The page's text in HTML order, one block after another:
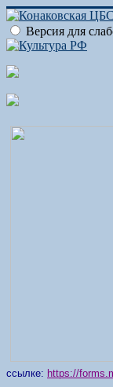
Версия для
ссылке: https://